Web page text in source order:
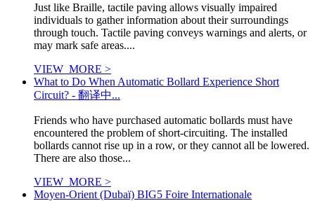
Just like Braille, tactile paving allows visually impaired
individuals to gather information about their surroundings
through touch. Tactile paving conveys warnings and alerts, or
may mark safe areas....
VIEW_MORE >
What to Do When Automatic Bollard Experience Short
Circuit? - 翻译中...
Friends who have purchased automatic bollards must have
encountered the problem of short-circuiting. The installed
bollards cannot rise up in a row, or they cannot all be lowered.
There are also those...
VIEW_MORE >
Moyen-Orient (Dubaï) BIG5 Foire Internationale